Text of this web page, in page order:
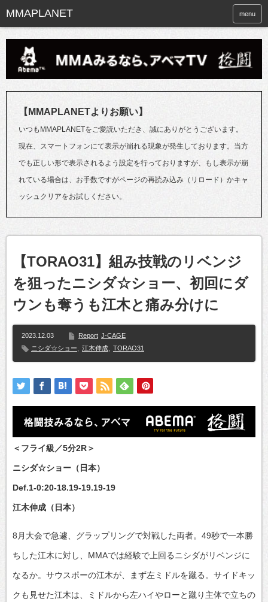
menu
【MMAPLANETよりお願い】
いつもMMAPLANETをご愛読いただき、誠にありがとうございます。
現在、スマートフォンにて表示が崩れる現象が発生しております。当方
でも正しい形で表示されるよう設定を行っておりますが、もし表示が崩
れている場合は、お手数ですがページの再読み込み（リロード）かキャ
ッシュクリアをお試しください。
【TORAO31】組み技戦のリベンジ
を狙ったニシダ☆ショー、初回にダ
ウンも奪うも江木と痛み分けに
2023.12.03 Report J-CAGE
ニシダ☆ショー
江木伸成 TORAO31
＜フライ級／5分2R＞
ニシダ☆ショー（日本）
Def.1-0:20-18.19-19.19-19
江木伸成（日本）
8月大会で急遽、グラップリングで対戦した両者。49秒で一本勝
ちした江木に対し、MMAでは経験で上回るニシダがリベンジに
なるか。サウスポーの江木が、まず左ミドルを蹴る。サイドキッ
クも見せた江木は、ミドルから左ハイやローと蹴り主体で立ちの